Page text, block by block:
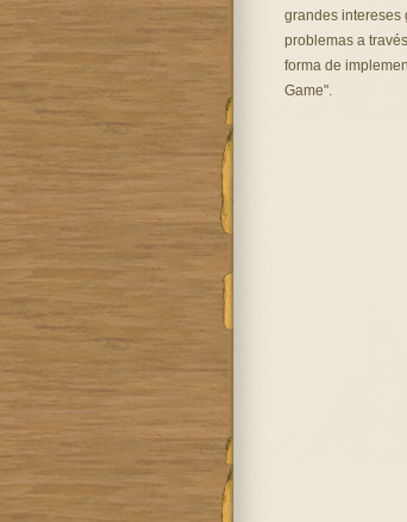
grandes intereses
problemas a
forma de
Game".